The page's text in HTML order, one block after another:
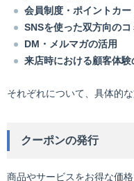
会員制度・ポイントカー
SNSを使った双方向の
DM・メルマガの活用
来店時における顧客体験
それぞれについて、具体的
クーポンの発行
商品やサービスをお得な価